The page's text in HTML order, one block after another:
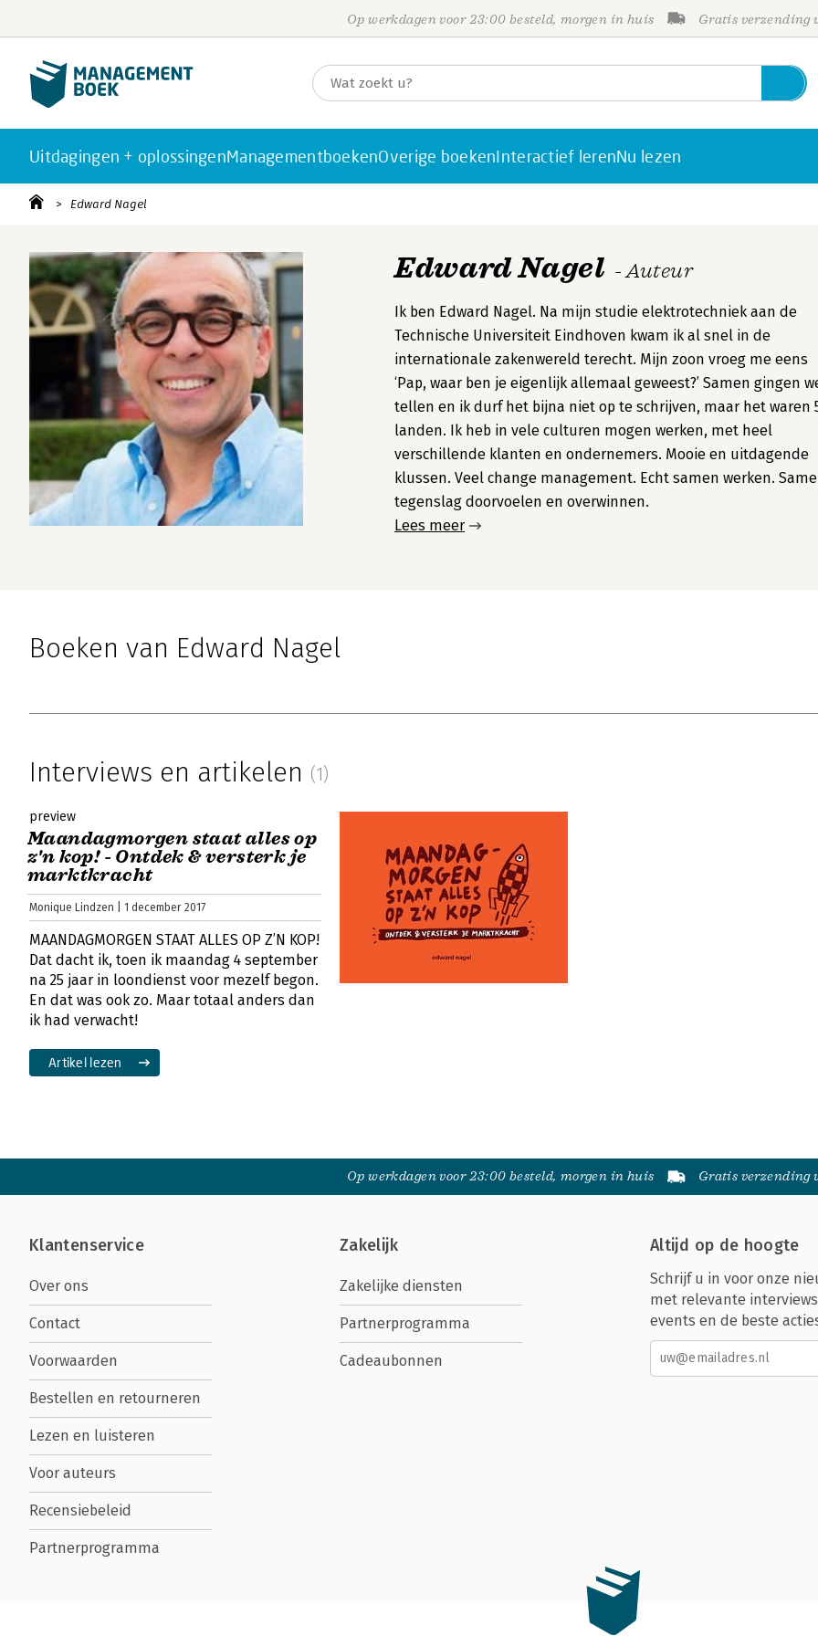
Op werkdagen voor 23:00 besteld, morgen in huis Gratis verzending
Uitdagingen + oplossingenManagementboekenOverige boekenInteractief lerenNu lezen
Edward Nagel
Edward Nagel - Auteur
Ik ben Edward Nagel. Na mijn studie elektrotechniek aan de
Technische Universiteit Eindhoven kwam ik al snel in de
internationale zakenwereld terecht. Mijn zoon vroeg me eens
‘Pap, waar ben je eigenlijk allemaal geweest?’ Samen gingen
tellen en ik durf het bijna niet op te schrijven, maar het waren
landen. Ik heb in vele culturen mogen werken, met heel
verschillende klanten en ondernemers. Mooie en uitdagende
klussen. Veel change management. Echt samen werken.
tegenslag doorvoelen en overwinnen.
Lees meer
Boeken van Edward Nagel
Interviews en artikelen (1)
preview
Maandagmorgen staat alles op
z'n kop! - Ontdek & versterk je
marktkracht
Monique Lindzen | 1 december 2017
MAANDAGMORGEN STAAT ALLES OP Z’N KOP!
Dat dacht ik, toen ik maandag 4 september
na 25 jaar in loondienst voor mezelf begon.
En dat was ook zo. Maar totaal anders dan
ik had verwacht!
Artikel lezen
Op werkdagen voor 23:00 besteld, morgen in huis Gratis verzending
Klantenservice
Over ons
Contact
Voorwaarden
Bestellen en retourneren
Lezen en luisteren
Voor auteurs
Recensiebeleid
Partnerprogramma
Zakelijk
Zakelijke diensten
Partnerprogramma
Cadeaubonnen
Altijd op de hoogte
Schrijf u in voor onze
met relevante
events en de beste